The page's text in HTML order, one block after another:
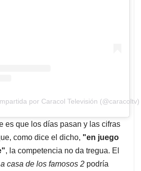
por Caracol Televisión (@caracoltv)
es que los días pasan y las cifras
como dice el dicho, "en juego
, la competencia no da tregua. El
casa de los famosos 2 podría